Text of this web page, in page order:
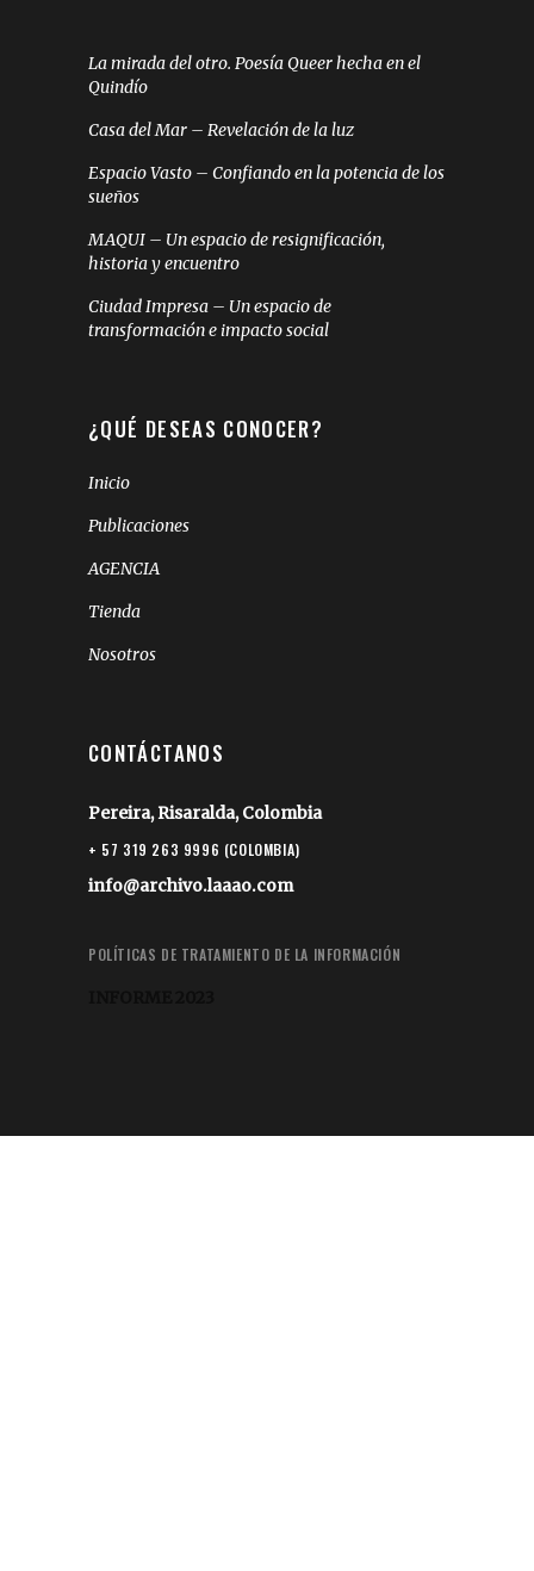
La mirada del otro. Poesía Queer hecha en el
Quindío
Casa del Mar – Revelación de la luz
Espacio Vasto – Confiando en la potencia de los
sueños
MAQUI – Un espacio de resignificación,
historia y encuentro
Ciudad Impresa – Un espacio de
transformación e impacto social
¿QUÉ DESEAS CONOCER?
Inicio
Publicaciones
AGENCIA
Tienda
Nosotros
CONTÁCTANOS
Pereira, Risaralda, Colombia
+ 57 319 263 9996 (COLOMBIA)
info@archivo.laaao.com
POLÍTICAS DE TRATAMIENTO DE LA INFORMACIÓN